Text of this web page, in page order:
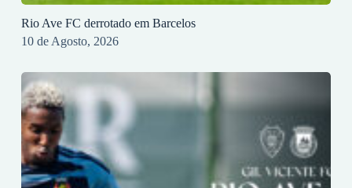
Rio Ave FC derrotado em Barcelos
10 de Agosto, 2026